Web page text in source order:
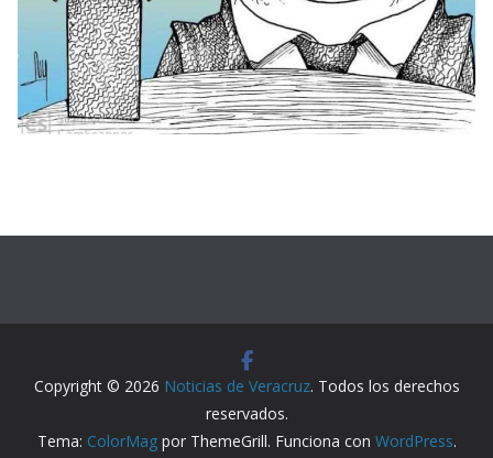
Copyright © 2026 Noticias de Veracruz. Todos los derechos
reservados.
Tema: ColorMagpor ThemeGrill. Funciona con WordPress.